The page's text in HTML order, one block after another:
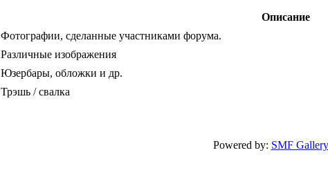
Описание
Фотографии, сделанные участниками форума.
Различные изображения
Юзербары, обложки и др.
Трэшь / свалка
Powered by: SMF Gallery